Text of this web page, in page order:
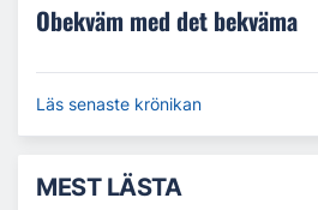
Obekväm med det bekväma
Läs senaste krönikan
MEST LÄSTA